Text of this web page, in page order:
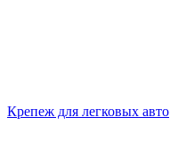
Крепеж для легковых авто